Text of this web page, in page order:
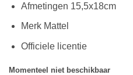
Afmetingen 15,5x18cm
Merk Mattel
Officiele licentie
Momenteel niet beschikbaar